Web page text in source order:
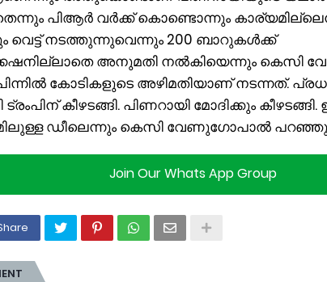
പിആര്‍ വര്‍ക്ക് കൊണ്ടൊന്നും
വെട്ട് നടത്തുന്നുവെന്നും 200 ബാറുകള്‍ക്ക്
അനുമതി നൽകിയെന്നും കെസി
കോടികളുടെ അഴിമതിയാണ് നടന്നത്.
ട്രംപിന് കീഴടങ്ങി. പിണറായി മോദിക്കും
ഡീലെന്നും കെസി വേണുഗോപാൽ
Join Our Whats App Group